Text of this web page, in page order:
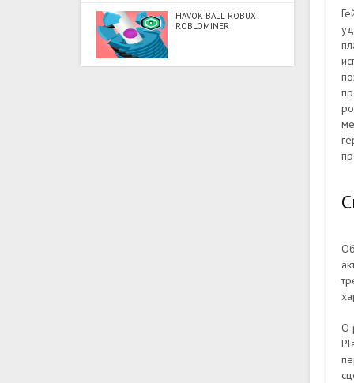
HAVOK BALL ROBUX
ROBLOMINER
О